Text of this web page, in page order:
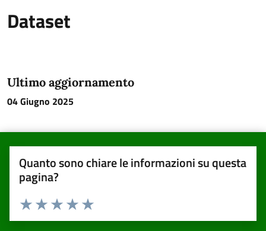
Dataset
Ultimo aggiornamento
04 Giugno 2025
Quanto sono chiare le informazioni su questa
pagina?
Valuta da 1 a 5 stelle la pagina
Valuta 5 stelle su 5
Valuta 4 stelle su 5
Valuta 3 stelle su 5
Valuta 2 stelle su 5
Valuta una stella su 5